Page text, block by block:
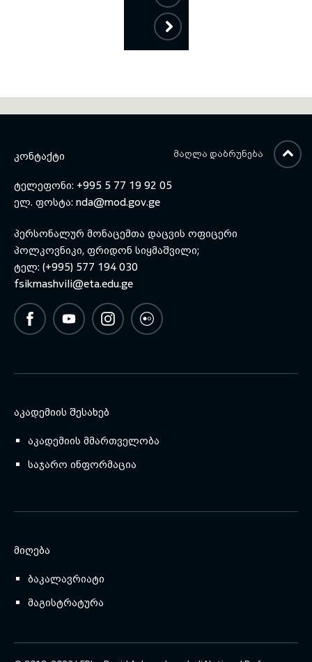
ᲙᲝᲜᲢᲐᲥᲢᲘ
ტელეფონი: +995 5 77 19 92 05
ელ. ფოსტა: nda@mod.gov.ge
პერსონალურ მონაცემთა დაცვის ოფიცერი
პოლკოვნიკი, ფრიდონ სიყმაშვილი;
ტელ: (+995) 577 194 030
fsikmashvili@eta.edu.ge
ᲐᲙᲐᲓᲔᲛᲘᲘᲡ ᲨᲔᲡᲐᲮᲔᲑ
აკადემიის მმართველობა
საჯარო ინფორმაცია
ᲛᲘᲦᲔᲑᲐ
ბაკალავრიატი
მაგისტრატურა
ᲛᲐᲦᲚᲐ ᲓᲐᲑᲠᲣᲜᲔᲑᲐ